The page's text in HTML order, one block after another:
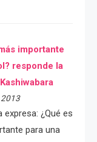
importante
responde la
expresa: ¿Qué es
para una